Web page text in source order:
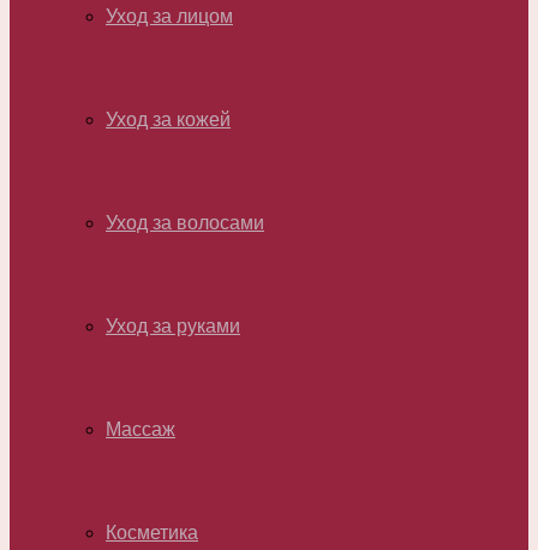
Уход за лицом
Уход за кожей
Уход за волосами
Уход за руками
Массаж
Косметика